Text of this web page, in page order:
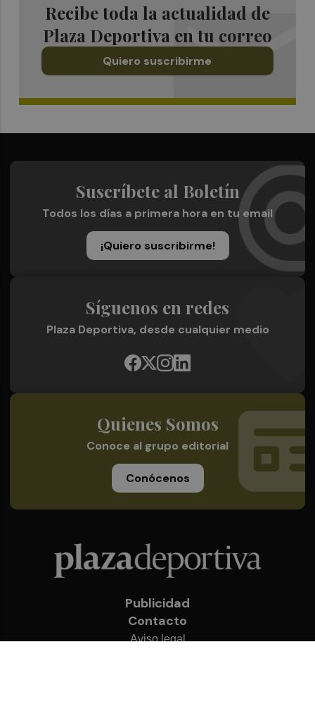
Recibe toda la actualidad de
Plaza Deportiva en tu correo
Quiero suscribirme
Suscríbete al Boletín
Todos los días a primera hora en tu email
¡Quiero suscribirme!
Síguenos en redes
Plaza Deportiva, desde cualquier medio
Quienes Somos
Conoce al grupo editorial
Conócenos
Publicidad
Contacto
Aviso legal